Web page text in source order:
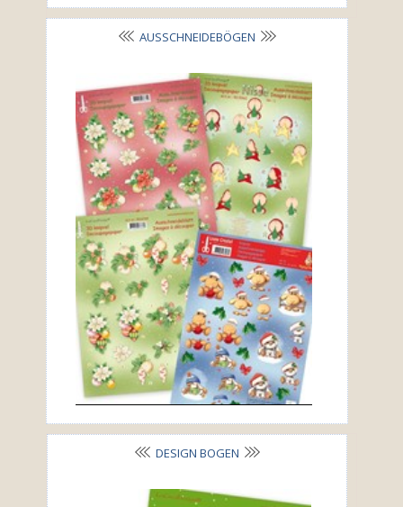
AUSSCHNEIDEBÖGEN
DESIGN BOGEN